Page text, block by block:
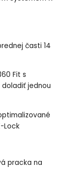
časti 14
Fit s
jednou
Lock
pracka na